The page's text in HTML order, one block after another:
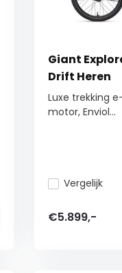
Giant
Drift Heren
Luxe trekking
motor, Enviol...
Vergelijk
€5.899,-